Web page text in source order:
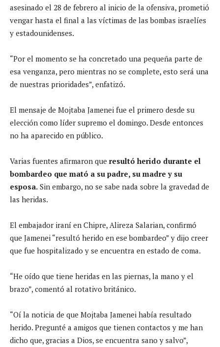
asesinado el 28 de febrero al inicio de la ofensiva, prometió
vengar hasta el final a las víctimas de las bombas israelíes
y estadounidenses.
“Por el momento se ha concretado una pequeña parte de
esa venganza, pero mientras no se complete, esto será una
de nuestras prioridades”, enfatizó.
El mensaje de Mojtaba Jamenei fue el primero desde su
elección como líder supremo el domingo. Desde entonces
no ha aparecido en público.
Varias fuentes afirmaron que resultó herido durante el
bombardeo que mató a su padre, su madre y su
esposa. Sin embargo, no se sabe nada sobre la gravedad de
las heridas.
El embajador iraní en Chipre, Alireza Salarian, confirmó
que Jamenei “resultó herido en ese bombardeo” y dijo creer
que fue hospitalizado y se encuentra en estado de coma.
“He oído que tiene heridas en las piernas, la mano y el
brazo”, comentó al rotativo británico.
“Oí la noticia de que Mojtaba Jamenei había resultado
herido. Pregunté a amigos que tienen contactos y me han
dicho que, gracias a Dios, se encuentra sano y salvo”,